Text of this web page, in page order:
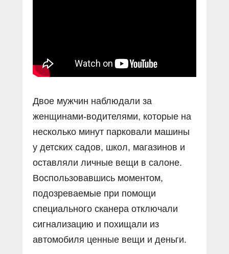
Вакансии
Двое мужчин наблюдали за
женщинами-водителями, которые на
несколько минут парковали машины
у детских садов, школ, магазинов и
оставляли личные вещи в салоне.
Воспользовавшись моментом,
подозреваемые при помощи
специального сканера отключали
сигнализацию и похищали из
автомобиля ценные вещи и деньги.